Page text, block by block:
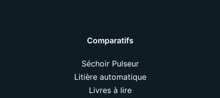
Comparatifs
Séchoir Pulseur
Litière automatique
Livres à lire